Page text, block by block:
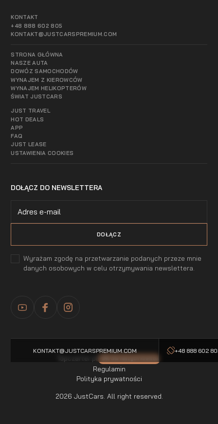
KONTAKT
+48 888 602 805
KONTAKT@JUSTCARSPREMIUM.COM
STRONA GŁÓWNA
NASZE AUTA
DOWÓZ SAMOCHODÓW
WYNAJEM Z KIEROWCÓW
WYNAJEM HELIKOPTERÓW
ŚWIAT JUSTCARS
JUST TRAVEL
HOT DEALS
APP
FAQ
JUST LEASE
USTAWIENIA COOKIES
DOŁĄCZ DO NEWSLETTERA
Wyrażam zgodę na przetwarzanie podanych przeze mnie
danych osobowych w celu otrzymywania newslettera.
KONTAKT@JUSTCARSPREMIUM.COM +48 888 602
Polityka prywatności
Regulamin
Topczarter.pl
2026 JustCars. All right reserved.